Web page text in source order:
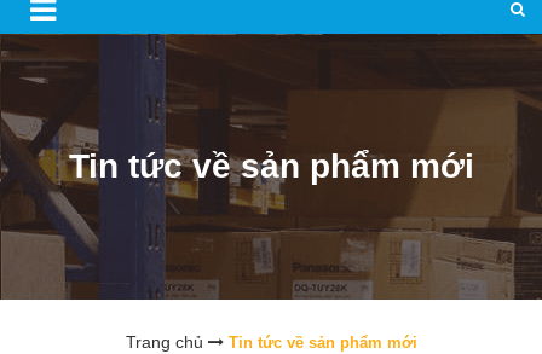
Tin tức về sản phẩm mới
Trang chủ Tin tức về sản phẩm mới